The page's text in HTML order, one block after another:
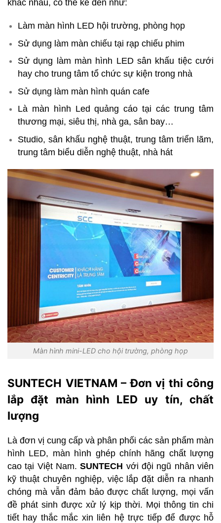
khác nhau, có thể kể đến như:
Làm màn hình LED hội trường, phòng họp
Sử dụng làm màn chiếu tại rạp chiếu phim
Sử dụng làm màn hình LED sân khấu tiệc cưới
hay cho trung tâm tổ chức sự kiện trong nhà
Sử dụng làm màn hình quán cafe
Là màn hình Led quảng cáo tại các trung tâm
thương mại, siêu thị, nhà ga, sân bay…
Studio, sân khấu nghệ thuật, trung tâm triển lãm,
trung tâm biểu diễn nghệ thuật, nhà hát
Màn hình mini-LED cho hội trường, phòng họp
SUNTECH VIETNAM – Đơn vị thi công
lắp đặt màn hình LED uy tín, chất
lượng
Là đơn vị cung cấp và phân phối các sản phẩm màn
hình LED, màn hình ghép chính hãng chất lượng
cao tại Việt Nam.SUNTECH với đội ngũ nhân viên
kỹ thuật chuyên nghiệp, việc lắp đặt diễn ra nhanh
chóng mà vẫn đảm bảo được chất lượng, mọi vấn
đề phát sinh được xử lý kịp thời. Mọi thông tin chi
tiết hay thắc mắc xin liên hệ trực tiếp để được hỗ